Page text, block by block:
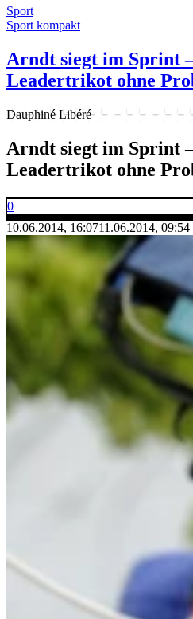
Sport
Sport kompakt
Arndt siegt im Sprint
Leadertrikot ohne
Dauphiné Libéré
Arndt siegt im Sprint
Leadertrikot ohne
0
10.06.2014, 16:0711.06.2014, 09:54